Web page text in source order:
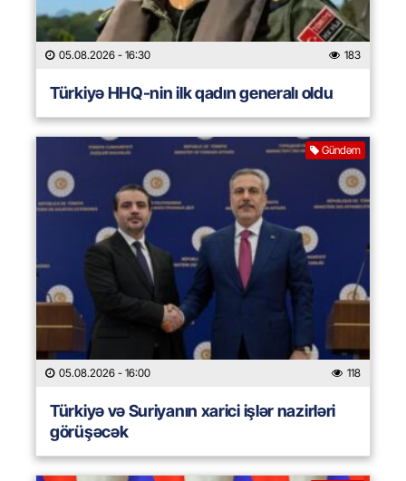
05.08.2026 - 16:30 183
Türkiyə HHQ-nin ilk qadın generalı oldu
Gündəm
05.08.2026 - 16:00 118
Türkiyə və Suriyanın xarici işlər nazirləri
görüşəcək